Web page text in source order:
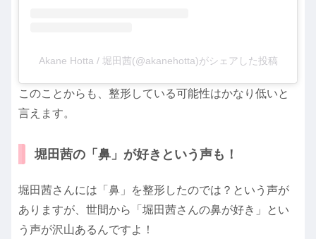
Akane Hotta / 堀田茜(@akanehotta)がシェアした投稿
このことからも、整形している可能性はかなり低いと
言えます。
堀田茜の「鼻」が好きという声も！
堀田茜さんには「鼻」を整形したのでは？という声が
ありますが、世間から「堀田茜さんの鼻が好き」とい
う声が沢山あるんですよ！